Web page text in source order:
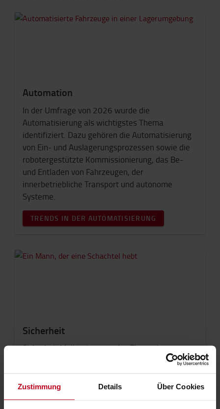
Zustimmung Details Über Cookies
Automation
In der Umfrage von 2026 wurde die
Automatisierung als wichtigstes Thema
identifiziert. Dazu gehören die Automatisierung
von Ein- und Auslagerungsprozessen sowie die
robotergestützte Kommissionierung, das Be-
und Entladen von Fahrzeugen, der
innerbetriebliche Transport und autonome
Systeme.
TRENDS IN DER AUTOMATISIERUNG
Sicherheit
Sicherheit bleibt ein zentrales Thema im
Logistikbetrieb. Neue Technologien stoßen auf
Kollisionsvermeidungssysteme, Lösungen für die
persönliche Sicherheit und der Einsatz von